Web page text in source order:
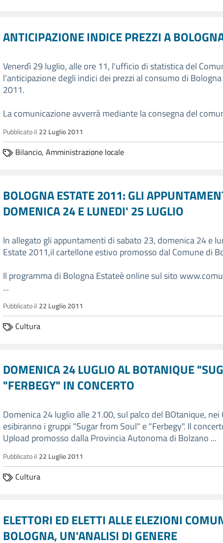
ANTICIPAZIONE INDICE PREZZI A
Venerdì 29 luglio, alle ore 11, l'ufficio di statistica del
l'anticipazione degli indici dei prezzi al consumo di
2011.
La comunicazione avverrà mediante la consegna del
Pubblicato il 22 Luglio 2011
Bilancio, Amministrazione locale
BOLOGNA ESTATE 2011: GLI
DOMENICA 24 E LUNEDI' 25 LUGLIO
In allegato gli appuntamenti di sabato 23, domenica 24 e
Estate 2011,il cartellone estivo promosso dal Comune di
Il programma di Bologna Estateè online sul sito
...
Pubblicato il 22 Luglio 2011
Cultura
DOMENICA 24 LUGLIO AL BOTANIQUE
"FERBEGY" IN CONCERTO
Domenica 24 luglio alle 21.00, sul palco del BOtanique, nei
esibiranno i gruppi "Sugar from Soul" e "Ferbegy". Il
Upload promosso dalla Provincia Autonoma di Bolzano ...
Pubblicato il 22 Luglio 2011
Cultura
ELETTORI ED ELETTI ALLE ELEZIONI
BOLOGNA, UN'ANALISI DI GENERE